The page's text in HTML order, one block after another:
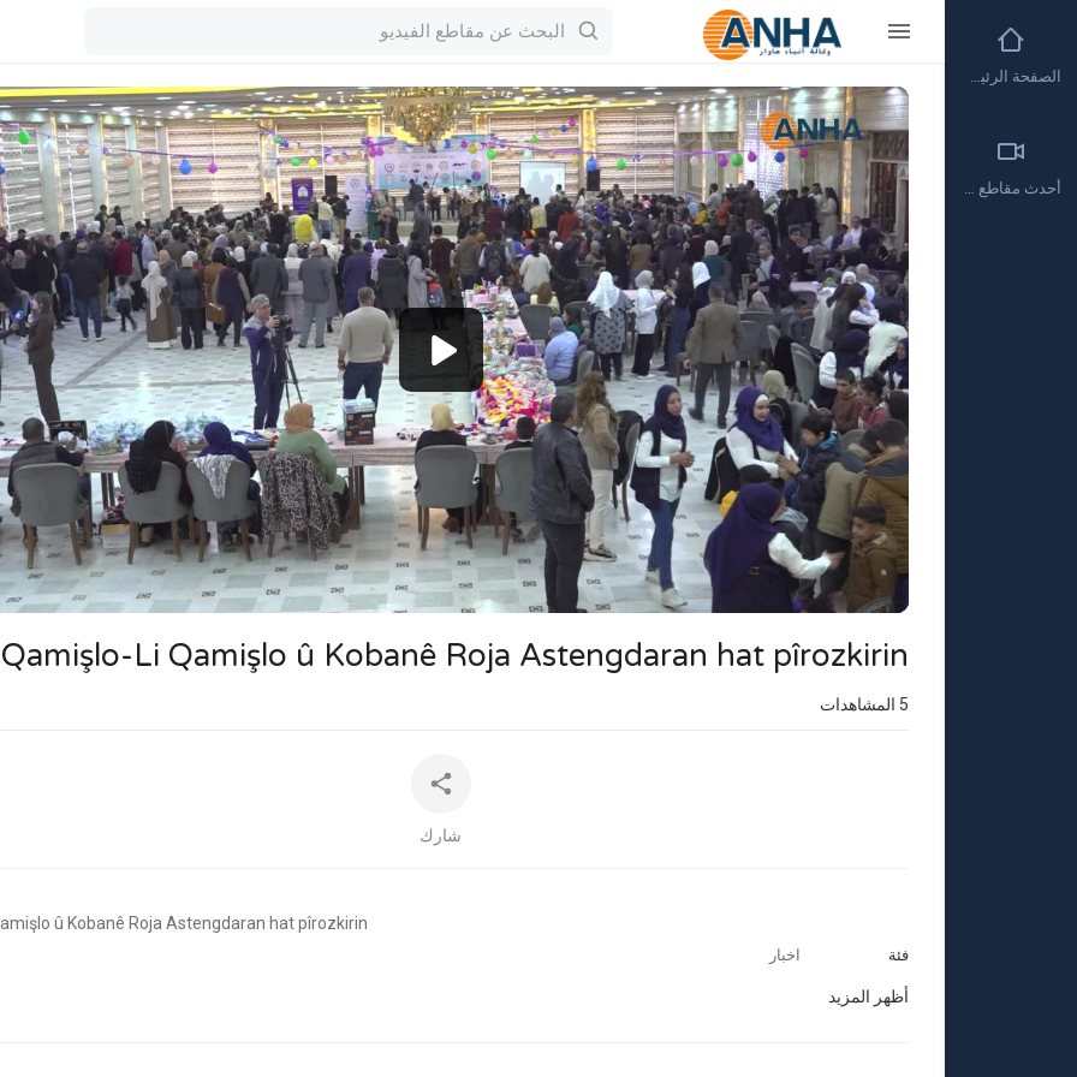
Video
Player
1080p
360p
auto
Qamişlo-⁣Li Qamişlo û Kobanê Roja Astengdaran hat pîrozkirin
5 المشاهدات
شارك
û Kobanê Roja Astengdaran hat pîrozkirin
فئة اخبار
أظهر المزيد
الصفحة الرئيسية
أحدث مقاطع الفيديو